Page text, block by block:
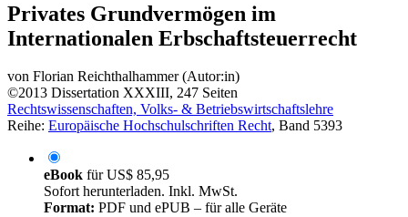
Privates Grundvermögen im
Internationalen Erbschaftsteuerrecht
von Florian Reichthalhammer (Autor:in)
©2013 Dissertation XXXIII, 247 Seiten
Rechtswissenschaften, Volks- & Betriebswirtschaftslehre
Reihe: Europäische Hochschulschriften Recht, Band 5393
eBook fürUS$ 85,95
Sofort herunterladen. Inkl. MwSt.
Format: PDF und ePUB – für alle Geräte